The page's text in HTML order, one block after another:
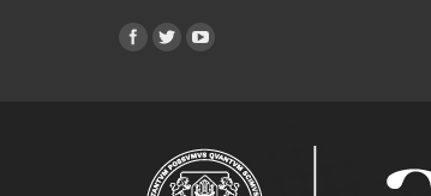
Encuéntranos en: